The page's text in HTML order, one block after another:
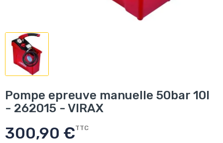
Pompe epreuve manuelle 50bar 10l
- 262015 - VIRAX
300,90 €TTC